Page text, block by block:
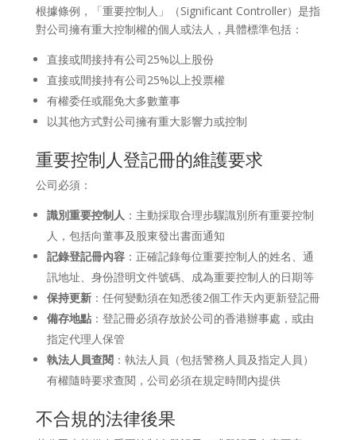
根據條例，「重要控制人」（Significant Controller）是指
對公司擁有重大控制權的個人或法人，具體標準包括：
直接或間接持有公司25%以上股份
直接或間接持有公司25%以上投票權
有權委任或罷免大多數董事
以其他方式對公司擁有重大影響力或控制
重要控制人登記冊的維護要求
公司必須：
識別重要控制人 ：主動採取合理步驟識別所有重要控制
人，包括向董事及股東發出書面通知
記錄登記冊內容：正確記錄每位重要控制人的姓名、通
訊地址、身份證明文件號碼、成為重要控制人的日期等
保持更新：任何變動須在知悉後2個工作天內更新登記冊
備存地點：登記冊必須存放於公司的香港辦事處，或由
指定代理人保管
執法人員查閱：執法人員（包括警務人員及指定人員）
有權隨時要求查閱，公司必須在規定時間內提供
不合規的法律後果